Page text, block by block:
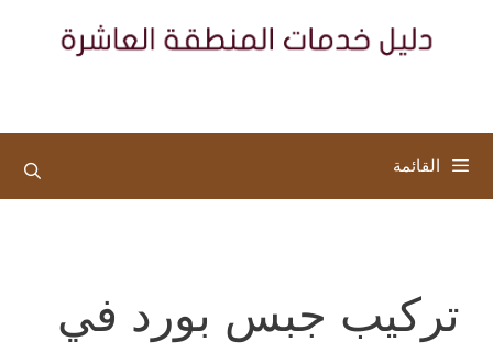
القائمة
تركيب جبس بورد في